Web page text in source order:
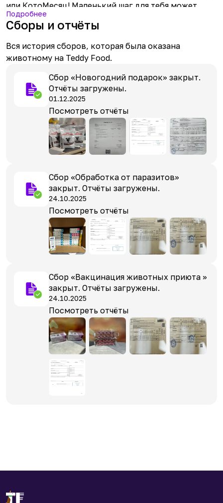
или КотоМесяц! Маленький шаг для тебя может
стать огромным шагом к счастливой жизни для
Норы!
Подробнее
Сборы и отчёты
Вся история сборов, которая была оказана
животному на Teddy Food.
Сбор «Новогодний подарок» закрыт.
Отчёты загружены.
01.12.2025
Посмотреть отчёты
Сбор «Обработка от паразитов»
закрыт. Отчёты загружены.
24.10.2025
Посмотреть отчёты
Сбор «Вакцинация животных приюта »
закрыт. Отчёты загружены.
24.10.2025
Посмотреть отчёты